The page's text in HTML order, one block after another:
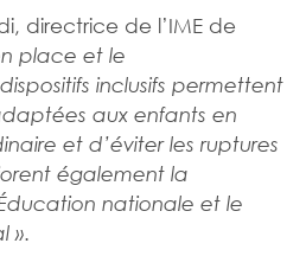
directrice de l’IME de
place et le
inclusifs permettent
aux enfants en
et d’éviter les ruptures
également la
nationale et le
».